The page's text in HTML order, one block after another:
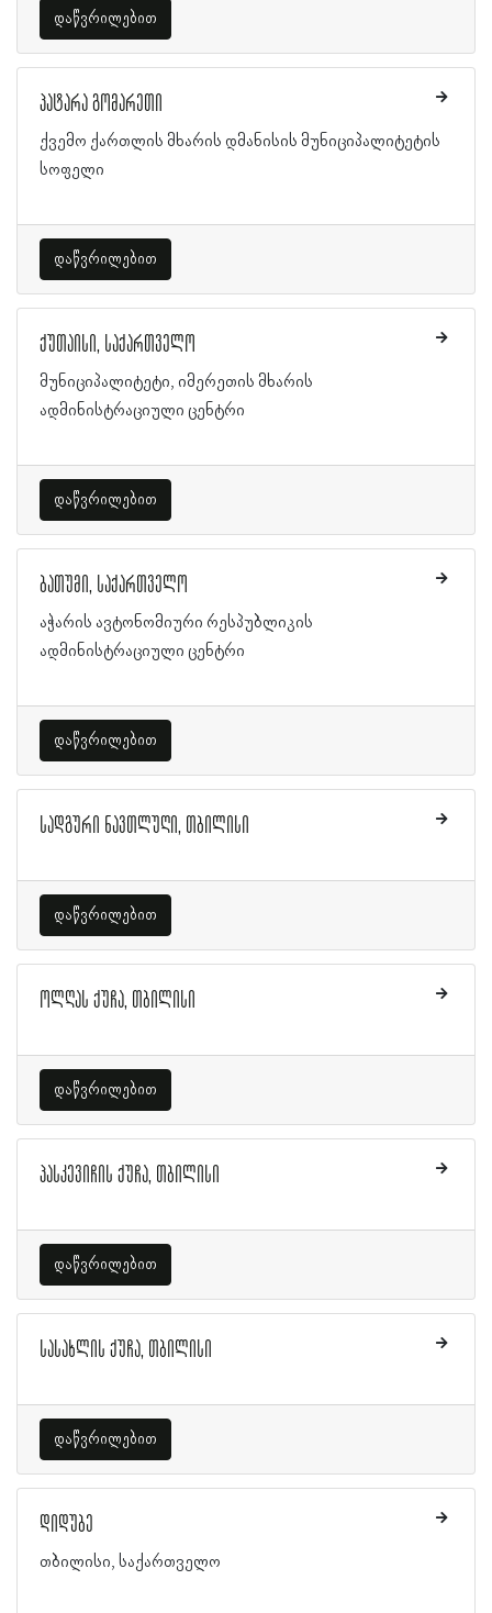
დაწვრილებით
პატარა გომარეთი
ქვემო ქართლის მხარის დმანისის მუნიციპალიტეტის
სოფელი
დაწვრილებით
ქუთაისი, საქართველო
მუნიციპალიტეტი, იმერეთის მხარის
ადმინისტრაციული ცენტრი
დაწვრილებით
ბათუმი, საქართველო
აჭარის ავტონომიური რესპუბლიკის
ადმინისტრაციული ცენტრი
დაწვრილებით
სადგური ნავთლუღი, თბილისი
დაწვრილებით
ოლღას ქუჩა, თბილისი
დაწვრილებით
პასკევიჩის ქუჩა, თბილისი
დაწვრილებით
სასახლის ქუჩა, თბილისი
დაწვრილებით
დიდუბე
თბილისი, საქართველო